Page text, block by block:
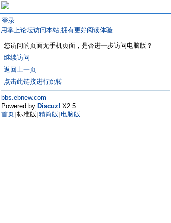
登录
用掌上论坛访问本站,拥有更好阅读体验
您访问的页面无手机页面，是否进一步访问电脑版？
继续访问
返回上一页
点击此链接进行跳转
bbs.ebnew.com
Powered by Discuz! X2.5
首页 标准版 精简版 电脑版